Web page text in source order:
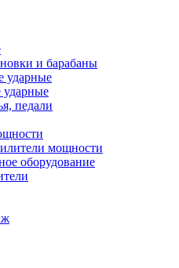
и барабаны
ударные
педали
мощности
оборудование